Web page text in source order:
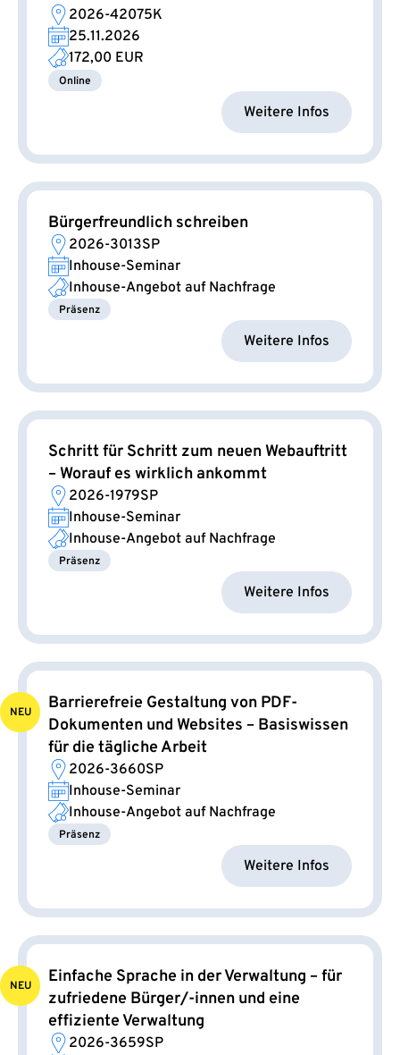
2026-42075K
25.11.2026
172,00 EUR
Online
Weitere Infos
Bürgerfreundlich schreiben
2026-3013SP
Inhouse-Seminar
Inhouse-Angebot auf Nachfrage
Präsenz
Weitere Infos
Schritt für Schritt zum neuen Webauftritt
– Worauf es wirklich ankommt
2026-1979SP
Inhouse-Seminar
Inhouse-Angebot auf Nachfrage
Präsenz
Weitere Infos
Barrierefreie Gestaltung von PDF-
Dokumenten und Websites – Basiswissen
für die tägliche Arbeit
2026-3660SP
Inhouse-Seminar
Inhouse-Angebot auf Nachfrage
Präsenz
Weitere Infos
NEU
Einfache Sprache in der Verwaltung – für
zufriedene Bürger/-innen und eine
effiziente Verwaltung
2026-3659SP
NEU